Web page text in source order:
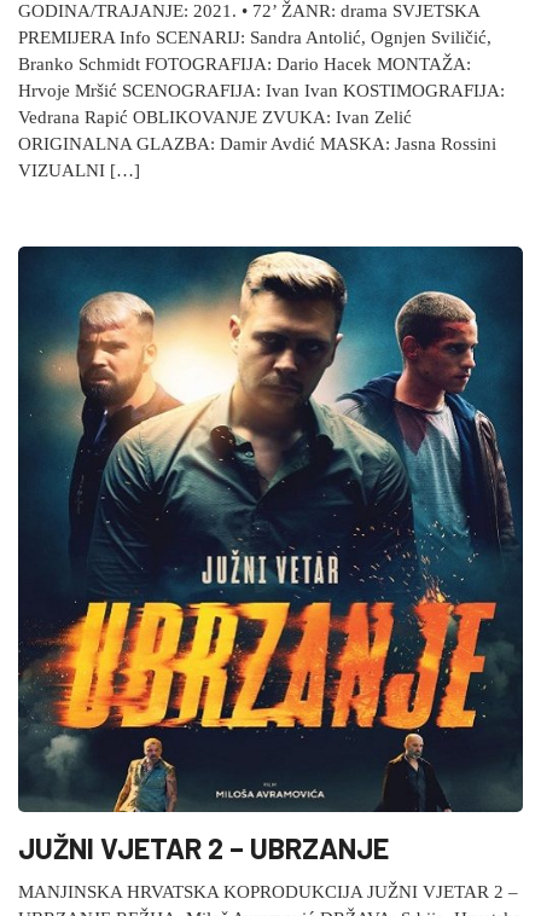
GODINA/TRAJANJE: 2021. • 72’ ŽANR: drama SVJETSKA
PREMIJERA Info SCENARIJ: Sandra Antolić, Ognjen Sviličić,
Branko Schmidt FOTOGRAFIJA: Dario Hacek MONTAŽA:
Hrvoje Mršić SCENOGRAFIJA: Ivan Ivan KOSTIMOGRAFIJA:
Vedrana Rapić OBLIKOVANJE ZVUKA: Ivan Zelić
ORIGINALNA GLAZBA: Damir Avdić MASKA: Jasna Rossini
VIZUALNI […]
JUŽNI VJETAR 2 – UBRZANJE
MANJINSKA HRVATSKA KOPRODUKCIJA JUŽNI VJETAR 2 –